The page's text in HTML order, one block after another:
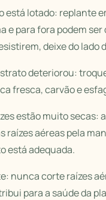
está lotado: replante
e para fora podem
deixe do lado
deteriorou:
fresca, carvão e
estão muito
raízes aéreas pela
está adequada.
nunca corte raízes
para a saúde da